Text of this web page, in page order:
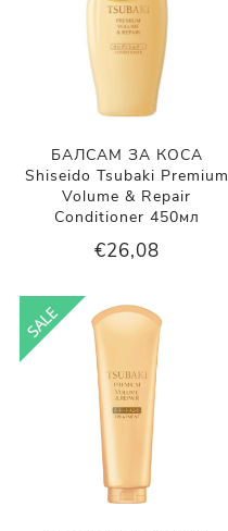
БАЛСАМ ЗА КОСА
Shiseido Tsubaki Premium
Volume & Repair
Conditioner 450мл
€26,08